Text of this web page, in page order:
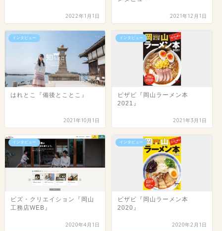
2022年1月1日 2021年12月1日
インタビュー
はれとこ『備後とことこ』
2021年10月1日
インタビュー
ビザビ『岡山ラーメン本
2021』
2021年3月1日
インタビュー
ビズ・クリエイション『岡山
工務店WEB』
2020年4月1日
インタビュー
ビザビ『岡山ラーメン本
2020』
2020年2月1日